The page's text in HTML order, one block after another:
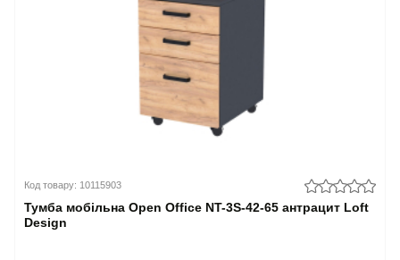
Код товару: 10115903
Тумба мобільна Open Office NT-3S-42-65 антрацит Loft
Design